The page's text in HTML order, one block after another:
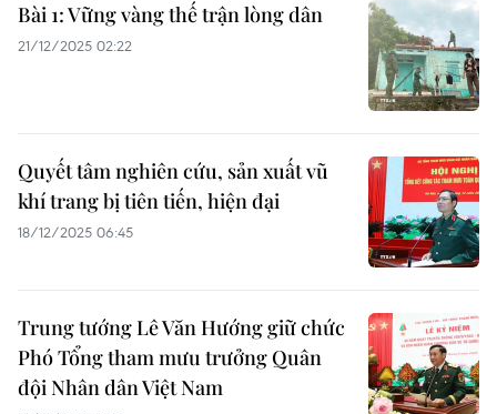
Bài 1: Vững vàng thế trận lòng dân
21/12/2025 02:22
Quyết tâm nghiên cứu, sản xuất vũ
khí trang bị tiên tiến, hiện đại
18/12/2025 06:45
Trung tướng Lê Văn Hướng giữ chức
Phó Tổng tham mưu trưởng Quân
đội Nhân dân Việt Nam